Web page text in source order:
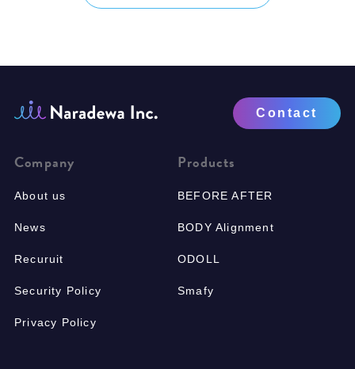
Contact
Company
About us
News
Recuruit
Security Policy
Privacy Policy
Products
BEFORE AFTER
BODY Alignment
ODOLL
Smafy